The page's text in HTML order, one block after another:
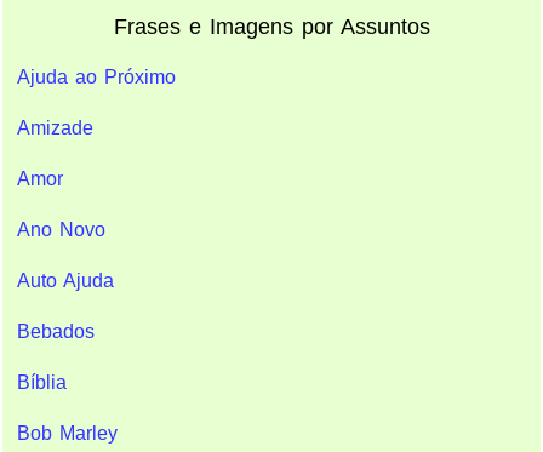
Frases e Imagens por Assuntos
Ajuda ao Próximo
Amizade
Amor
Ano Novo
Auto Ajuda
Bebados
Bíblia
Bob Marley